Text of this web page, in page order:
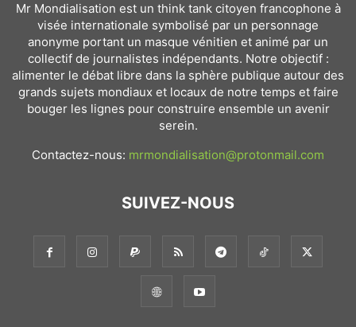
Mr Mondialisation est un think tank citoyen francophone à
visée internationale symbolisé par un personnage
anonyme portant un masque vénitien et animé par un
collectif de journalistes indépendants. Notre objectif :
alimenter le débat libre dans la sphère publique autour des
grands sujets mondiaux et locaux de notre temps et faire
bouger les lignes pour construire ensemble un avenir
serein.
Contactez-nous: mrmondialisation@protonmail.com
SUIVEZ-NOUS